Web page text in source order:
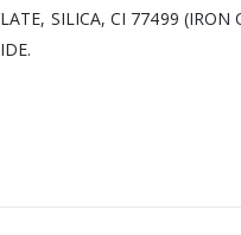
SILICA, CI 77499 (IRON